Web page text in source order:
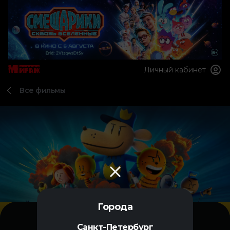
Города
Санкт-Петербург
Личный кабинет
Все фильмы